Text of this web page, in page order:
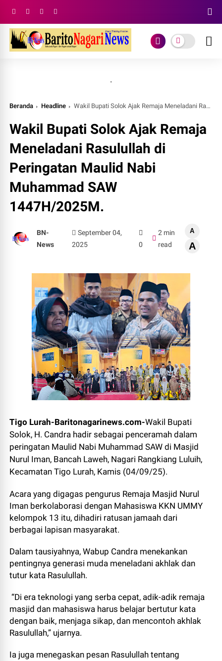
.
Beranda Headline Wakil Bupati Solok Ajak Remaja Meneladani Rasulullah di Peringatan Maulid Nabi Muhammad SAW 1447H/2025M.
Wakil Bupati Solok Ajak Remaja
Meneladani Rasulullah di
Peringatan Maulid Nabi
Muhammad SAW
1447H/2025M.
BN-
News
September 04,
2025
0
2 min
read
A
A
Tigo Lurah-Baritonagarinews.com-Wakil Bupati
Solok, H. Candra hadir sebagai penceramah dalam
peringatan Maulid Nabi Muhammad SAW di Masjid
Nurul Iman, Bancah Laweh, Nagari Rangkiang Luluih,
Kecamatan Tigo Lurah, Kamis (04/09/25).
Acara yang digagas pengurus Remaja Masjid Nurul
Iman berkolaborasi dengan Mahasiswa KKN UMMY
kelompok 13 itu, dihadiri ratusan jamaah dari
berbagai lapisan masyarakat.
Dalam tausiyahnya, Wabup Candra menekankan
pentingnya generasi muda meneladani akhlak dan
tutur kata Rasulullah.
“Di era teknologi yang serba cepat, adik-adik remaja
masjid dan mahasiswa harus belajar bertutur kata
dengan baik, menjaga sikap, dan mencontoh akhlak
Rasulullah,” ujarnya.
Ia juga menegaskan pesan Rasulullah tentang